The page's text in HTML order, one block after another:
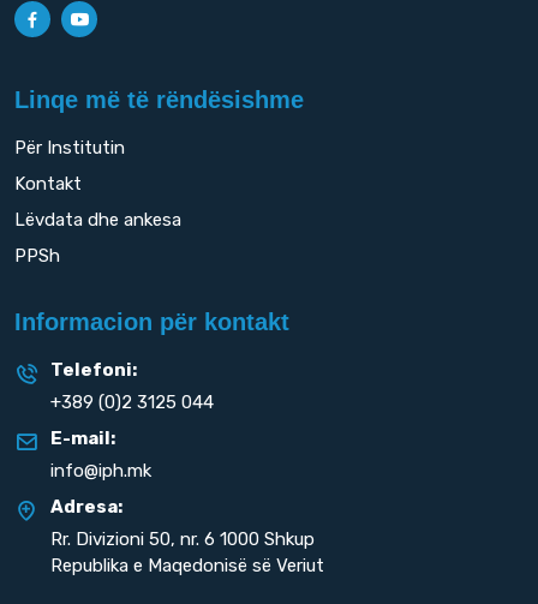
Linqe më të rëndësishme
Për Institutin
Kontakt
Lëvdata dhe ankesa
PPSh
Informacion për kontakt
Telefoni:
+389 (0)2 3125 044
E-mail:
info@iph.mk
Adresa:
Rr. Divizioni 50, nr. 6 1000 Shkup
Republika e Maqedonisë së Veriut